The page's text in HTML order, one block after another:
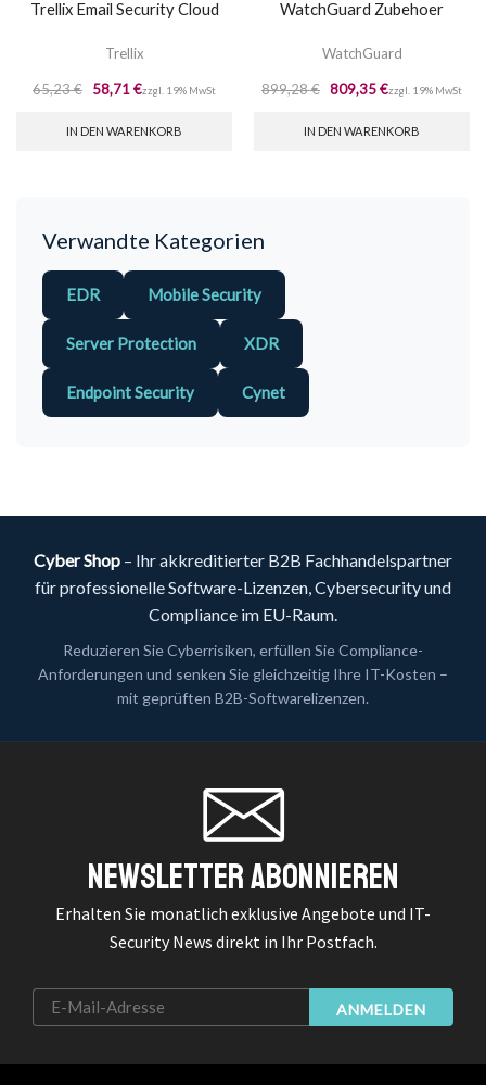
Trellix Email Security Cloud
Trellix
65,23€ 58,71€zzgl. 19% MwSt
IN DEN WARENKORB
WatchGuard Zubehoer
WatchGuard
899,28€ 809,35€zzgl. 19% MwSt
IN DEN WARENKORB
Verwandte Kategorien
EDR Mobile Security
Server Protection XDR
Endpoint Security Cynet
Cyber Shop – Ihr akkreditierter B2B Fachhandelspartner
für professionelle Software-Lizenzen, Cybersecurity und
Compliance im EU-Raum.
Reduzieren Sie Cyberrisiken, erfüllen Sie Compliance-
Anforderungen und senken Sie gleichzeitig Ihre IT-Kosten –
mit geprüften B2B-Softwarelizenzen.
Newsletter Abonnieren
Erhalten Sie monatlich exklusive Angebote und IT-
Security News direkt in Ihr Postfach.
ANMELDEN